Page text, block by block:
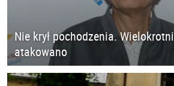
Nie krył pochodzenia.
atakowano